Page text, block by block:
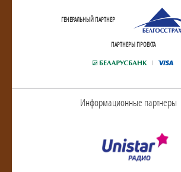
ГЕНЕРАЛЬНЫЙ ПАРТНЕР
ПАРТНЕРЫ ПРОЕКТА
Информационные партнеры